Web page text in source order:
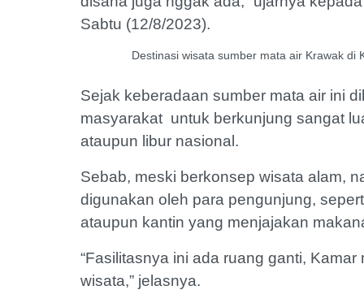
Sabtu (12/8/2023).
Destinasi wisata sumber mata air Krawak di
Sejak keberadaan sumber mata air ini
masyarakat untuk berkunjung sangat
ataupun libur nasional.
Sebab, meski berkonsep wisata alam,
digunakan oleh para pengunjung,
ataupun kantin yang menjajakan
“Fasilitasnya ini ada ruang ganti,
wisata,” jelasnya.